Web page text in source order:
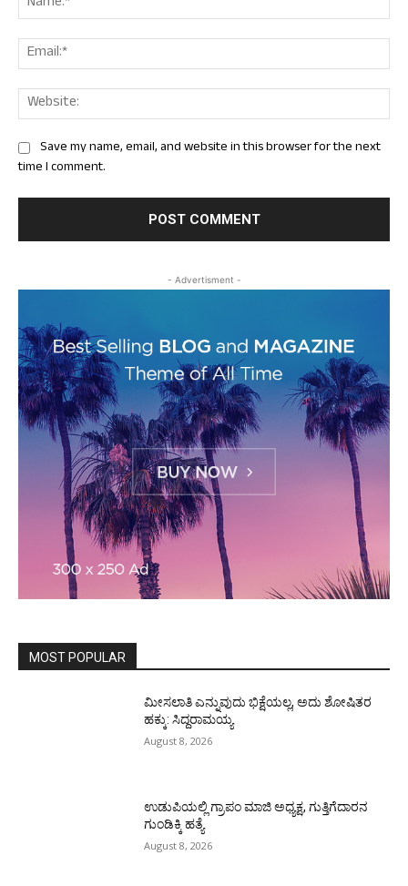
Save my name, email, and website in this browser for the next
time I comment.
- Advertisment -
MOST POPULAR
ಮೀಸಲಾತಿ ಎನ್ನುವುದು ಭಿಕ್ಷೆಯಲ್ಲ, ಅದು ಶೋಷಿತರ
ಹಕ್ಕು: ಸಿದ್ದರಾಮಯ್ಯ
August 8, 2026
ಉಡುಪಿಯಲ್ಲಿ ಗ್ರಾಪಂ ಮಾಜಿ ಅಧ್ಯಕ್ಷ, ಗುತ್ತಿಗೆದಾರನ
ಗುಂಡಿಕ್ಕಿ ಹತ್ಯೆ
August 8, 2026